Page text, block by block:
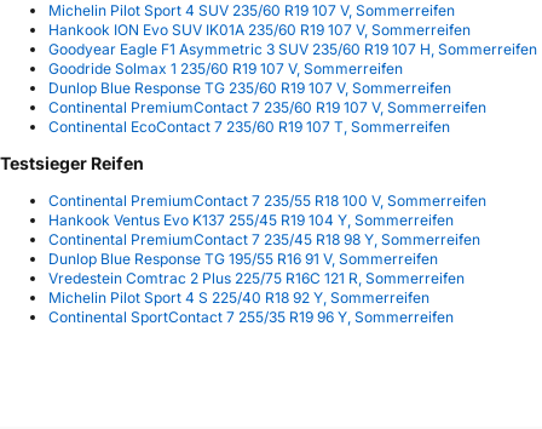
Michelin Pilot Sport 4 SUV 235/60 R19 107 V, Sommerreifen
Hankook ION Evo SUV IK01A 235/60 R19 107 V, Sommerreifen
Goodyear Eagle F1 Asymmetric 3 SUV 235/60 R19 107 H, Sommerreifen
Goodride Solmax 1 235/60 R19 107 V, Sommerreifen
Dunlop Blue Response TG 235/60 R19 107 V, Sommerreifen
Continental PremiumContact 7 235/60 R19 107 V, Sommerreifen
Continental EcoContact 7 235/60 R19 107 T, Sommerreifen
Testsieger Reifen
Continental PremiumContact 7 235/55 R18 100 V, Sommerreifen
Hankook Ventus Evo K137 255/45 R19 104 Y, Sommerreifen
Continental PremiumContact 7 235/45 R18 98 Y, Sommerreifen
Dunlop Blue Response TG 195/55 R16 91 V, Sommerreifen
Vredestein Comtrac 2 Plus 225/75 R16C 121 R, Sommerreifen
Michelin Pilot Sport 4 S 225/40 R18 92 Y, Sommerreifen
Continental SportContact 7 255/35 R19 96 Y, Sommerreifen